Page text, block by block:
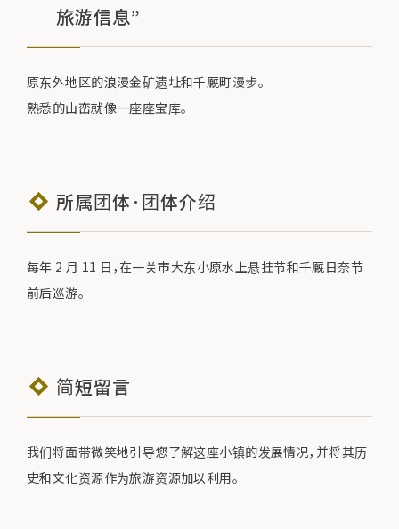
旅游信息”
原东外地区的浪漫金矿遗址和千厩町漫步。
熟悉的山峦就像一座座宝库。
所属团体·团体介绍
每年 2 月 11 日，在一关市大东小原水上悬挂节和千厩日奈节
前后巡游。
简短留言
我们将面带微笑地引导您了解这座小镇的发展情况，并将其历
史和文化资源作为旅游资源加以利用。